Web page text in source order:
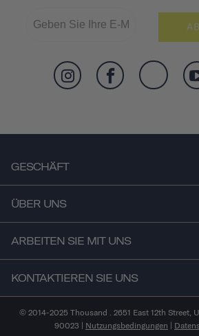
GESCHÄFT
ÜBER UNS
ARBEITEN SIE MIT UNS
KONTAKTIEREN SIE UNS
© 2014-2025 Thousand . 2651 East 12th Street,
90023 | Nutzungsbedingungen |